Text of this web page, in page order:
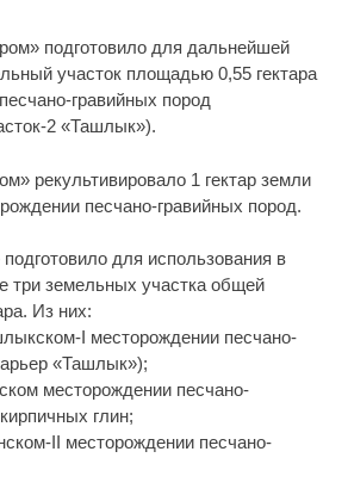
подготовило для дальнейшей
участок площадью 0,55 гектара
гравийных пород
2 «Ташлык»).
рекультивировало 1 гектар земли
песчано-гравийных пород.
для использования в
три земельных участка общей
Из них:
I месторождении песчано-
«Ташлык»);
месторождении песчано-
глин;
II месторождении песчано-